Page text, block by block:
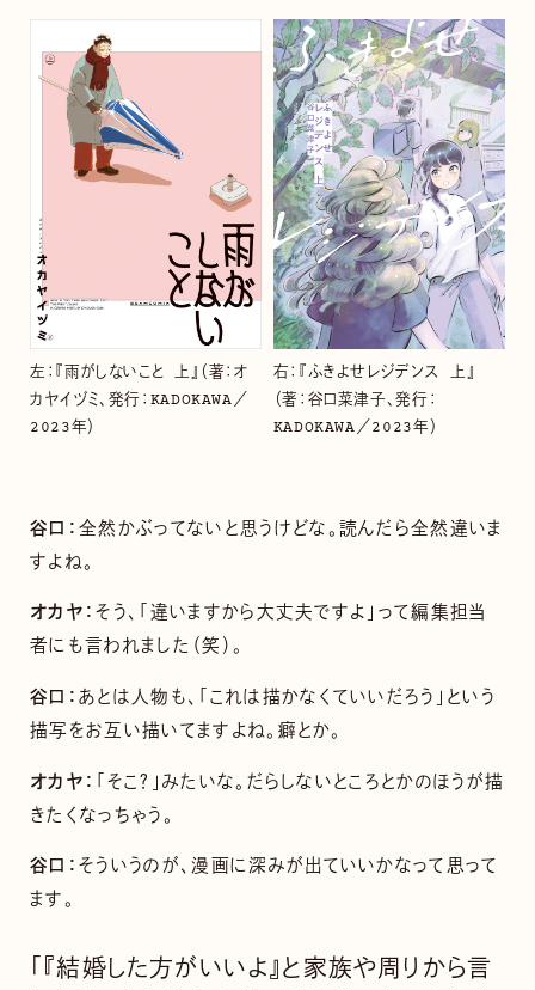
左：『雨がしないこと 上』（著：オ
カヤイヅミ、発行：KADOKAWA／
2023年）
右：『ふきよせレジデンス 上』
（著：谷口菜津子、発行：
KADOKAWA／2023年）
谷口：全然かぶってないと思うけどな。読んだら全然違いま
すよね。
オカヤ：そう、「違いますから大丈夫ですよ」って編集担当
者にも言われました（笑）。
谷口：あとは人物も、「これは描かなくていいだろう」という
描写をお互い描いてますよね。癖とか。
オカヤ： 「そこ？」みたいな。だらしないところとかのほうが描
きたくなっちゃう。
谷口：そういうのが、漫画に深みが出ていいかなって思って
ます。
「『結婚した方がいいよ』と家族や周りから言